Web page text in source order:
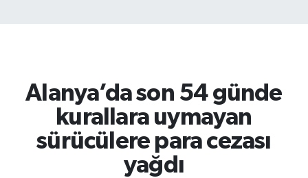
Alanya’da son 54 günde
kurallara uymayan
sürücülere para cezası
yağdı
Diğer
Dünya
Haber Arşivi